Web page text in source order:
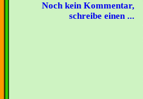
Noch kein Kommentar,
schreibe einen ...